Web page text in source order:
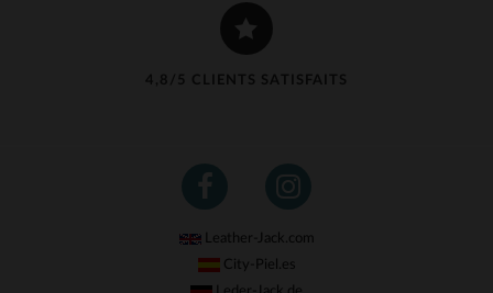
4,8/5 CLIENTS SATISFAITS
Leather-Jack.com
City-Piel.es